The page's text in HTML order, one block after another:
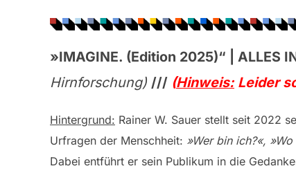
»IMAGINE. (Edition 2025)“ | ALLES
Hirnforschung) /// (Hinweis: Leider
Hintergrund: Rainer W. Sauer stellt seit 2022
Urfragen der Menschheit: »Wer bin ich?«,
Dabei entführt er sein Publikum in die